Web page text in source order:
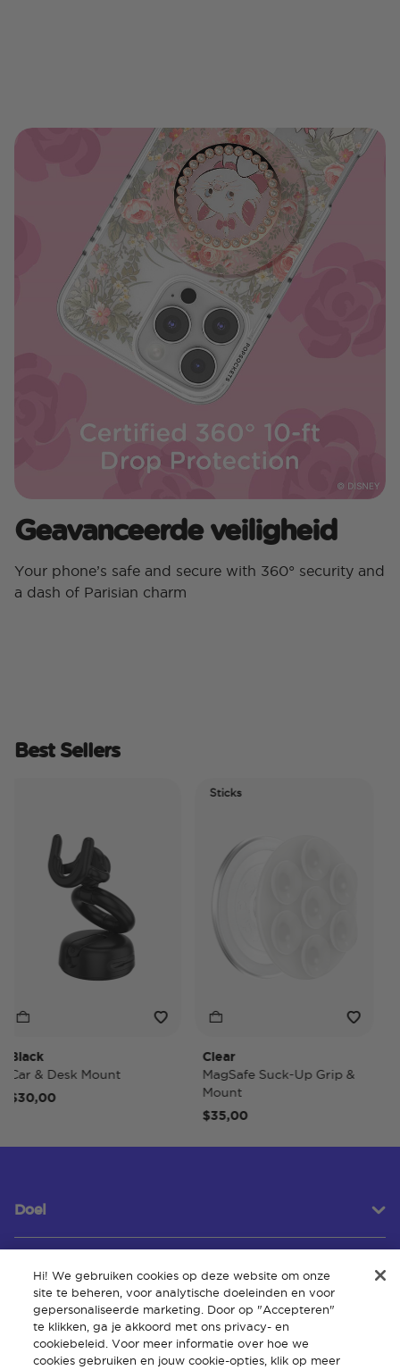
Geavanceerde veiligheid
Your phone’s safe and secure with 360° security and
a dash of Parisian charm
Best Sellers
& Desk Mount
Sticks
Clear
MagSafe Suck-Up Grip &
Mount
$35,00
Doel
Klantenservice
Over
Hi! We gebruiken cookies op deze website om onze
site te beheren, voor analytische doeleinden en voor
gepersonaliseerde marketing. Door op "Accepteren"
te klikken, ga je akkoord met ons privacy- en
cookiebeleid. Voor meer informatie over hoe we
cookies gebruiken en jouw cookie-opties, klik op meer